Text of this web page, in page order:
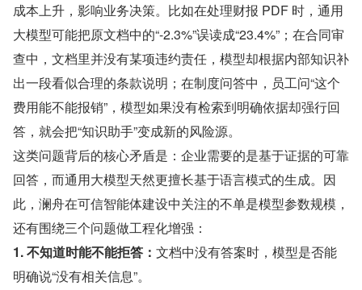
成本上升，影响业务决策。比如在处理财报 PDF 时，通用
大模型可能把原文档中的“-2.3%”误读成“23.4%”；在合同审
查中，文档里并没有某项违约责任，模型却根据内部知识补
出一段看似合理的条款说明；在制度问答中，员工问“这个
费用能不能报销”，模型如果没有检索到明确依据却强行回
答，就会把“知识助手”变成新的风险源。
这类问题背后的核心矛盾是：企业需要的是基于证据的可靠
回答，而通用大模型天然更擅长基于语言模式的生成。因
此，澜舟在可信智能体建设中关注的不单是模型参数规模，
还有围绕三个问题做工程化增强：
1. 不知道时能不能拒答： 文档中没有答案时，模型是否能
明确说“没有相关信息”。